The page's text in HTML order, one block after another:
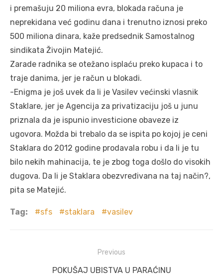
i premašuju 20 miliona evra, blokada računa je
neprekidana već godinu dana i trenutno iznosi preko
500 miliona dinara, kaže predsednik Samostalnog
sindikata Živojin Matejić.
Zarade radnika se otežano isplaću preko kupaca i to
traje danima, jer je račun u blokadi.
-Enigma je još uvek da li je Vasilev većinski vlasnik
Staklare, jer je Agencija za privatizaciju još u junu
priznala da je ispunio investicione obaveze iz
ugovora. Možda bi trebalo da se ispita po kojoj je ceni
Staklara do 2012 godine prodavala robu i da li je tu
bilo nekih mahinacija, te je zbog toga došlo do visokih
dugova. Da li je Staklara obezvređivana na taj način?,
pita se Matejić.
Tag: sfs staklara vasilev
navigation
Previous
Previous
POKUŠAJ UBISTVA U PARAĆINU